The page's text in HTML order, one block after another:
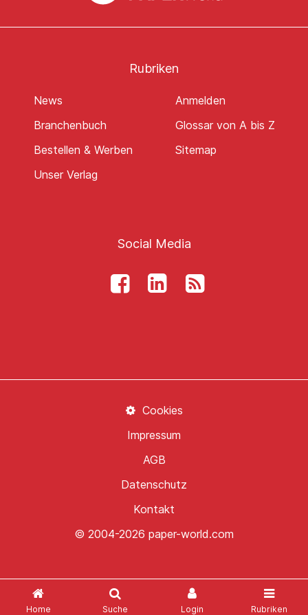
Home Suche Login Rubriken
Rubriken
News
Branchenbuch
Bestellen & Werben
Unser Verlag
Anmelden
Glossar von A bis Z
Sitemap
Social Media
© 2004-2026 paper-world.com
Kontakt
Datenschutz
AGB
Impressum
Cookies